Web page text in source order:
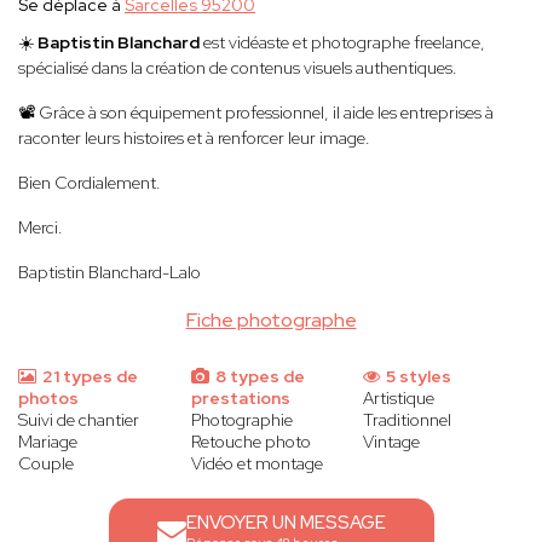
Fiche photographe
Se déplace à Sarcelles 95200
☀️ Baptistin Blanchardest vidéaste et photographe freelance,
spécialisé dans la création de contenus visuels authentiques.
📽️ Grâce à son équipement professionnel, il aide les entreprises à
raconter leurs histoires et à renforcer leur image.
Bien Cordialement.
Merci.
Baptistin Blanchard-Lalo
21 types de
photos
Suivi de chantier
Mariage
Couple
8 types de
prestations
Photographie
Retouche photo
Vidéo et montage
5 styles
Artistique
Traditionnel
Vintage
ENVOYER UN MESSAGE